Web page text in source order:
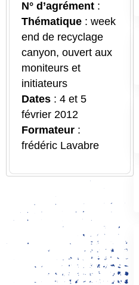
N° d’agrément:
Thématique: week
end de recyclage
canyon, ouvert aux
moniteurs et
initiateurs
Dates: 4 et 5
février 2012
Formateur:
frédéric Lavabre